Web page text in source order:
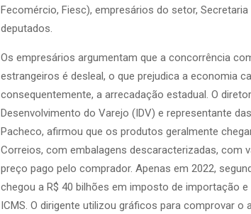
Fecomércio, Fiesc), empresários do setor,
deputados.
Os empresários argumentam que a concorrência
estrangeiros é desleal, o que prejudica a economia
consequentemente, a arrecadação estadual. O
Desenvolvimento do Varejo (IDV) e representante
Pacheco, afirmou que os produtos geralmente
Correios, com embalagens descaracterizadas, com
preço pago pelo comprador. Apenas em 2022,
chegou a R$ 40 bilhões em imposto de importação
ICMS. O dirigente utilizou gráficos para comprovar o